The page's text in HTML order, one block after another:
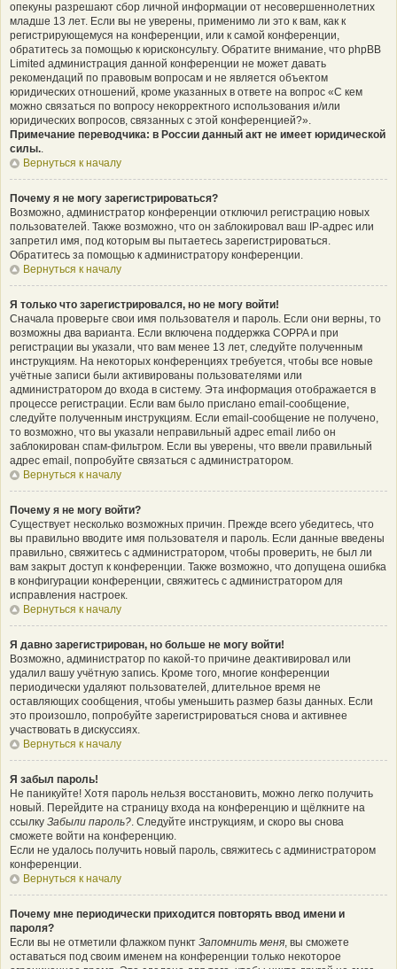
опекуны разрешают сбор личной информации от несовершеннолетних
младше 13 лет. Если вы не уверены, применимо ли это к вам, как к
регистрирующемуся на конференции, или к самой конференции,
обратитесь за помощью к юрисконсульту. Обратите внимание, что phpBB
Limited администрация данной конференции не может давать
рекомендаций по правовым вопросам и не является объектом
юридических отношений, кроме указанных в ответе на вопрос «С кем
можно связаться по вопросу некорректного использования и/или
юридических вопросов, связанных с этой конференцией?».
Примечание переводчика: в России данный акт не имеет юридической
силы..
Вернуться к началу
Почему я не могу зарегистрироваться?
Возможно, администратор конференции отключил регистрацию новых
пользователей. Также возможно, что он заблокировал ваш IP-адрес или
запретил имя, под которым вы пытаетесь зарегистрироваться.
Обратитесь за помощью к администратору конференции.
Вернуться к началу
Я только что зарегистрировался, но не могу войти!
Сначала проверьте свои имя пользователя и пароль. Если они верны, то
возможны два варианта. Если включена поддержка COPPA и при
регистрации вы указали, что вам менее 13 лет, следуйте полученным
инструкциям. На некоторых конференциях требуется, чтобы все новые
учётные записи были активированы пользователями или
администратором до входа в систему. Эта информация отображается в
процессе регистрации. Если вам было прислано email-сообщение,
следуйте полученным инструкциям. Если email-сообщение не получено,
то возможно, что вы указали неправильный адрес email либо он
заблокирован спам-фильтром. Если вы уверены, что ввели правильный
адрес email, попробуйте связаться с администратором.
Вернуться к началу
Почему я не могу войти?
Существует несколько возможных причин. Прежде всего убедитесь, что
вы правильно вводите имя пользователя и пароль. Если данные введены
правильно, свяжитесь с администратором, чтобы проверить, не был ли
вам закрыт доступ к конференции. Также возможно, что допущена ошибка
в конфигурации конференции, свяжитесь с администратором для
исправления настроек.
Вернуться к началу
Я давно зарегистрирован, но больше не могу войти!
Возможно, администратор по какой-то причине деактивировал или
удалил вашу учётную запись. Кроме того, многие конференции
периодически удаляют пользователей, длительное время не
оставляющих сообщения, чтобы уменьшить размер базы данных. Если
это произошло, попробуйте зарегистрироваться снова и активнее
участвовать в дискуссиях.
Вернуться к началу
Я забыл пароль!
Не паникуйте! Хотя пароль нельзя восстановить, можно легко получить
новый. Перейдите на страницу входа на конференцию и щёлкните на
ссылку Забыли пароль?. Следуйте инструкциям, и скоро вы снова
сможете войти на конференцию.
Если не удалось получить новый пароль, свяжитесь с администратором
конференции.
Вернуться к началу
Почему мне периодически приходится повторять ввод имени и
пароля?
Если вы не отметили флажком пункт Запомнить меня, вы сможете
оставаться под своим именем на конференции только некоторое